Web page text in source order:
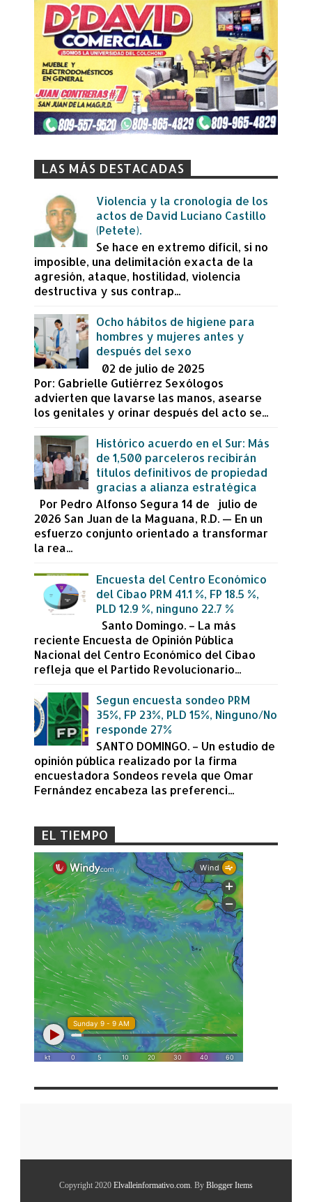
LAS MÁS DESTACADAS
Violencia y la cronología de los
actos de David Luciano Castillo
(Petete).
Se hace en extremo difícil, si no
imposible, una delimitación exacta de la
agresión, ataque, hostilidad, violencia
destructiva y sus contrap...
Ocho hábitos de higiene para
hombres y mujeres antes y
después del sexo
02 de julio de 2025
Por: Gabrielle Gutiérrez Sexólogos
advierten que lavarse las manos, asearse
los genitales y orinar después del acto se...
Histórico acuerdo en el Sur: Más
de 1,500 parceleros recibirán
títulos definitivos de propiedad
gracias a alianza estratégica
Por Pedro Alfonso Segura 14 de julio de
2026 San Juan de la Maguana, R.D. — En un
esfuerzo conjunto orientado a transformar
la rea...
Encuesta del Centro Económico
del Cibao PRM 41.1 %, FP 18.5 %,
PLD 12.9 %, ninguno 22.7 %
Santo Domingo. – La más
reciente Encuesta de Opinión Pública
Nacional del Centro Económico del Cibao
refleja que el Partido Revolucionario...
Segun encuesta sondeo PRM
35%, FP 23%, PLD 15%, Ninguno/No
responde 27%
SANTO DOMINGO. – Un estudio de
opinión pública realizado por la firma
encuestadora Sondeos revela que Omar
Fernández encabeza las preferenci...
EL TIEMPO
Copyright 2020 Elvalleinformativo.com . By Blogger Items